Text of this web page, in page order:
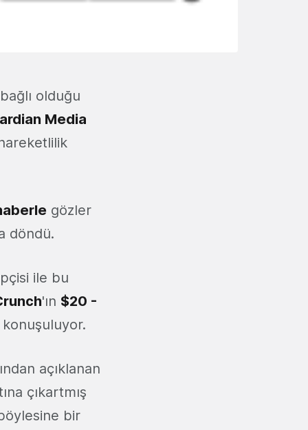
olduğu
Media
gözler
döndü.
ile bu
'ın $20 -
konuşuluyor.
açıklanan
çıkartmış
bir